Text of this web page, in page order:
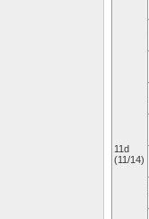
11d
(11/14)